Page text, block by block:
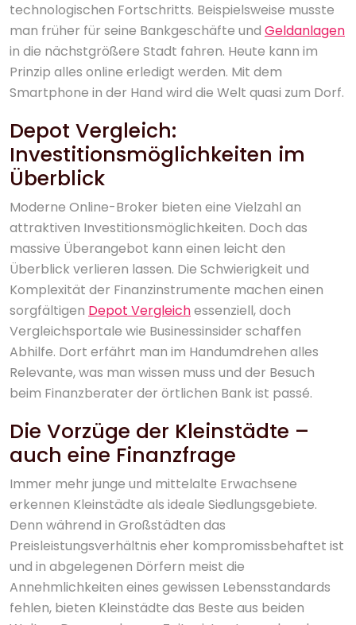
technologischen Fortschritts. Beispielsweise musste
man früher für seine Bankgeschäfte und Geldanlagen
in die nächstgrößere Stadt fahren. Heute kann im
Prinzip alles online erledigt werden. Mit dem
Smartphone in der Hand wird die Welt quasi zum Dorf.
Depot Vergleich:
Investitionsmöglichkeiten im
Überblick
Moderne Online-Broker bieten eine Vielzahl an
attraktiven Investitionsmöglichkeiten. Doch das
massive Überangebot kann einen leicht den
Überblick verlieren lassen. Die Schwierigkeit und
Komplexität der Finanzinstrumente machen einen
sorgfältigen Depot Vergleichessenziell, doch
Vergleichsportale wie Businessinsider schaffen
Abhilfe. Dort erfährt man im Handumdrehen alles
Relevante, was man wissen muss und der Besuch
beim Finanzberater der örtlichen Bank ist passé.
Die Vorzüge der Kleinstädte –
auch eine Finanzfrage
Immer mehr junge und mittelalte Erwachsene
erkennen Kleinstädte als ideale Siedlungsgebiete.
Denn während in Großstädten das
Preisleistungsverhältnis eher kompromissbehaftet ist
und in abgelegenen Dörfern meist die
Annehmlichkeiten eines gewissen Lebensstandards
fehlen, bieten Kleinstädte das Beste aus beiden